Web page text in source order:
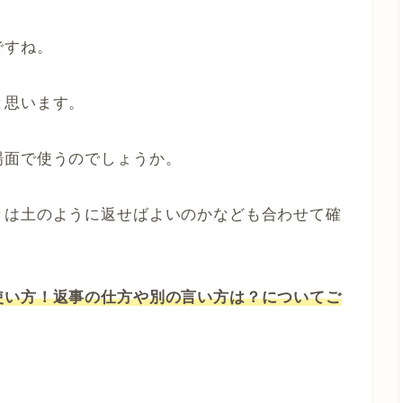
ね。
います。
で使うのでしょうか。
土のように返せばよいのかなども合わせて確
方！返事の仕方や別の言い方は？についてご